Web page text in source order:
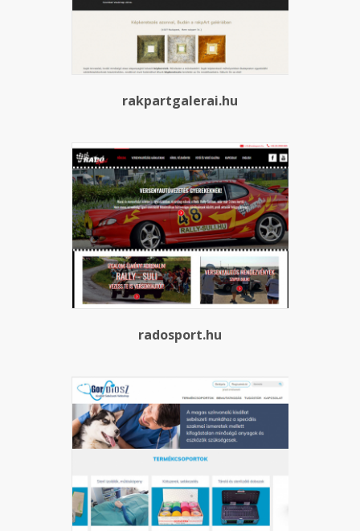
rakpartgalerai.hu
radosport.hu